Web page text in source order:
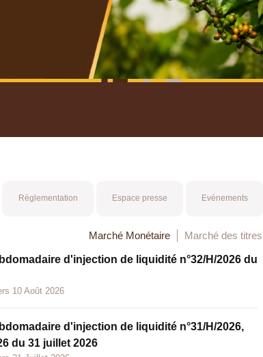
Réglementation Espace presse Evénements
Marché Monétaire Marché des titres
d'injection de liquidité n°32/H/2026 du
10 Août 2026
d'injection de liquidité n°31/H/2026,
du 31 juillet 2026